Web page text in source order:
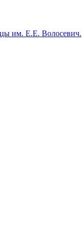
им. Е.Е. Волосевич.